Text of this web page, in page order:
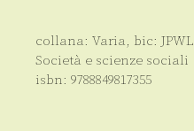
collana: Varia, bic: JPWL
Società e scienze sociali
isbn: 9788849817355